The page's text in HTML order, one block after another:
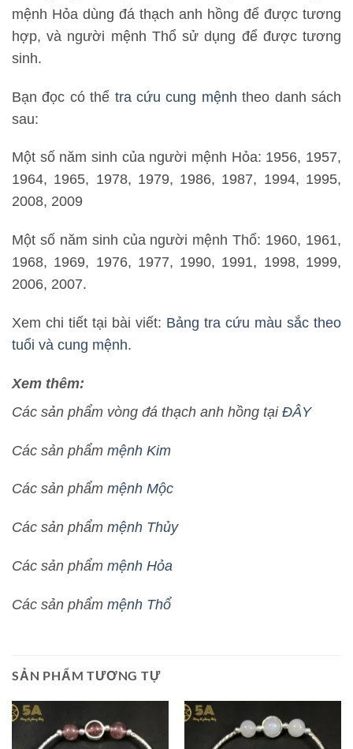
mệnh Hỏa dùng đá thạch anh hồng để được tương
hợp, và người mệnh Thổ sử dụng để được tương
sinh.
Bạn đọc có thể tra cứu cung mệnh theo danh sách
sau:
Một số năm sinh của người mệnh Hỏa: 1956, 1957,
1964, 1965, 1978, 1979, 1986, 1987, 1994, 1995,
2008, 2009
Một số năm sinh của người mệnh Thổ: 1960, 1961,
1968, 1969, 1976, 1977, 1990, 1991, 1998, 1999,
2006, 2007.
Xem chi tiết tại bài viết: Bảng tra cứu màu sắc theo
tuổi và cung mệnh.
Xem thêm:
Các sản phẩm vòng đá thạch anh hồng tại ĐÂY
Các sản phẩm mệnh Kim
Các sản phẩm mệnh Mộc
Các sản phẩm mệnh Thủy
Các sản phẩm mệnh Hỏa
Các sản phẩm mệnh Thổ
SẢN PHẨM TƯƠNG TỰ